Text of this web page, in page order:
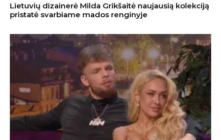
Lietuvių dizainerė Milda Grikšaitė naujausią kolekciją
pristatė svarbiame mados renginyje